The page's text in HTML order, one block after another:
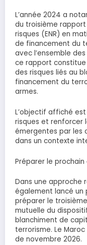
L’année 2024 a
du troisième
risques (ENR) en
de financement du
avec l’ensemble
ce rapport constitue
des risques liés au
financement du
armes.
L’objectif affiché
risques et renforcer
émergentes par les
dans un contexte
Préparer le
Dans une approche
également lancé un
préparer le
mutuelle du
blanchiment de
terrorisme. Le
de novembre 2026.